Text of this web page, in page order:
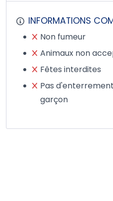
INFORMATIONS
Non fumeur
Animaux non
Fêtes interdites
Pas
garçon